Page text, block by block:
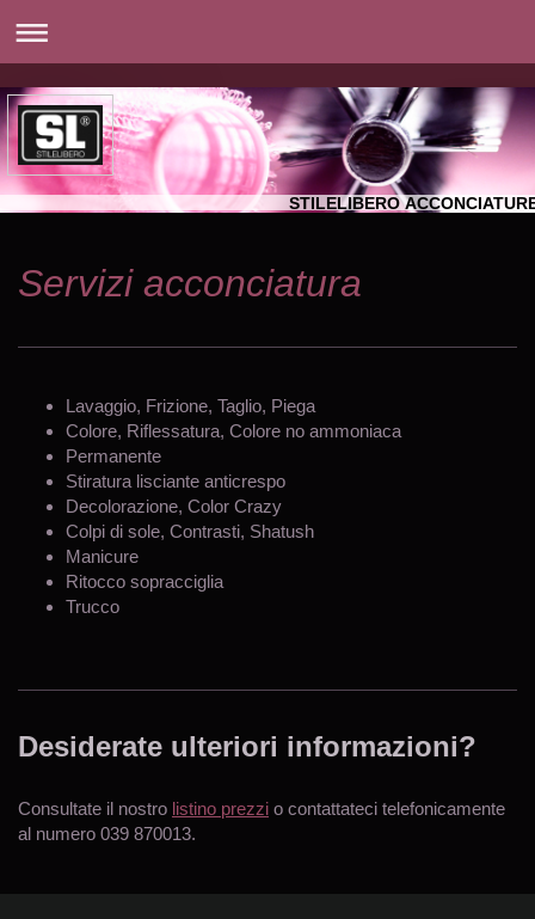
STILELIBERO
Servizi acconciatura
Lavaggio, Frizione, Taglio, Piega
Colore, Riflessatura, Colore no ammoniaca
Permanente
Stiratura lisciante anticrespo
Decolorazione, Color Crazy
Colpi di sole, Contrasti, Shatush
Manicure
Ritocco sopracciglia
Trucco
Desiderate ulteriori informazioni?
Consultate il nostro listino prezzi o contattateci telefonicamente
al numero 039 870013.